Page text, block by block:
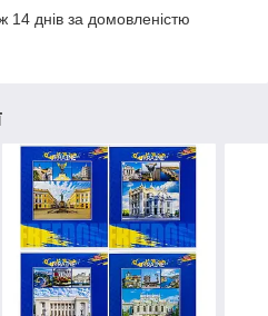
днів за домовленістю